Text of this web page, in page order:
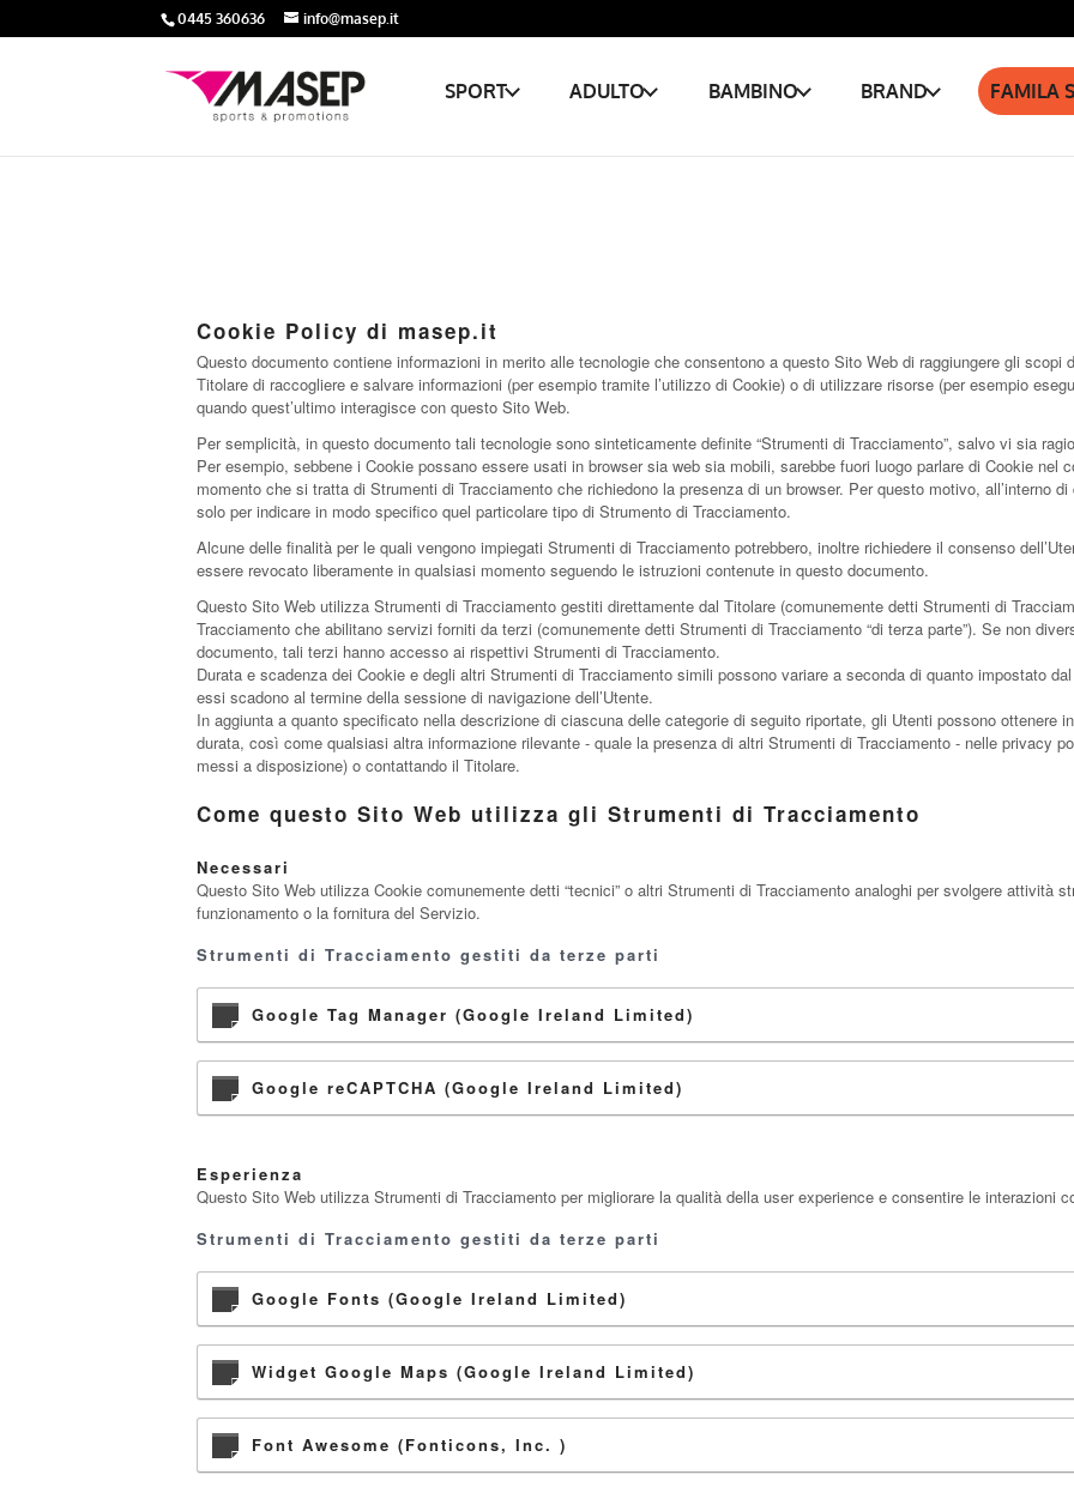
0445 360636 info@masep.it
SPORT ADULTO BAMBINO BRAND FAMILA
Cookie Policy di masep.it
Questo documento contiene informazioni in merito alle tecnologie che consentono a questo Sito Web di raggiungere gli
Titolare di raccogliere e salvare informazioni (per esempio tramite l’utilizzo di Cookie) o di utilizzare risorse (per esempio
quando quest’ultimo interagisce con questo Sito Web.
Per semplicità, in questo documento tali tecnologie sono sinteticamente definite “Strumenti di Tracciamento”, salvo vi sia
Per esempio, sebbene i Cookie possano essere usati in browser sia web sia mobili, sarebbe fuori luogo parlare di Cookie
momento che si tratta di Strumenti di Tracciamento che richiedono la presenza di un browser. Per questo motivo, all’interno
solo per indicare in modo specifico quel particolare tipo di Strumento di Tracciamento.
Alcune delle finalità per le quali vengono impiegati Strumenti di Tracciamento potrebbero, inoltre richiedere il consenso
essere revocato liberamente in qualsiasi momento seguendo le istruzioni contenute in questo documento.
Questo Sito Web utilizza Strumenti di Tracciamento gestiti direttamente dal Titolare (comunemente detti Strumenti di
Tracciamento che abilitano servizi forniti da terzi (comunemente detti Strumenti di Tracciamento “di terza parte”). Se non
documento, tali terzi hanno accesso ai rispettivi Strumenti di Tracciamento.
Durata e scadenza dei Cookie e degli altri Strumenti di Tracciamento simili possono variare a seconda di quanto impostato
essi scadono al termine della sessione di navigazione dell’Utente.
In aggiunta a quanto specificato nella descrizione di ciascuna delle categorie di seguito riportate, gli Utenti possono ottenere
durata, così come qualsiasi altra informazione rilevante - quale la presenza di altri Strumenti di Tracciamento - nelle privacy
messi a disposizione) o contattando il Titolare.
Come questo Sito Web utilizza gli Strumenti di Tracciamento
Necessari
Questo Sito Web utilizza Cookie comunemente detti “tecnici” o altri Strumenti di Tracciamento analoghi per svolgere attività
funzionamento o la fornitura del Servizio.
Strumenti di Tracciamento gestiti da terze parti
Google Tag Manager (Google Ireland Limited)
Google reCAPTCHA (Google Ireland Limited)
Esperienza
Questo Sito Web utilizza Strumenti di Tracciamento per migliorare la qualità della user experience e consentire le interazioni
Strumenti di Tracciamento gestiti da terze parti
Google Fonts (Google Ireland Limited)
Widget Google Maps (Google Ireland Limited)
Font Awesome (Fonticons, Inc. )